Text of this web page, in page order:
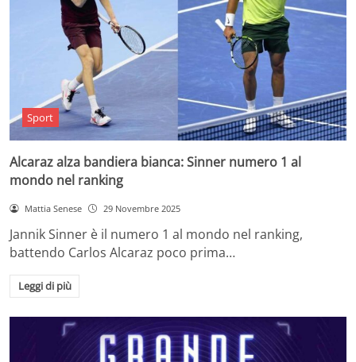
Sport
Alcaraz alza bandiera bianca: Sinner numero 1 al
mondo nel ranking
Mattia Senese 29 Novembre 2025
Jannik Sinner è il numero 1 al mondo nel ranking,
battendo Carlos Alcaraz poco prima…
Leggi di più